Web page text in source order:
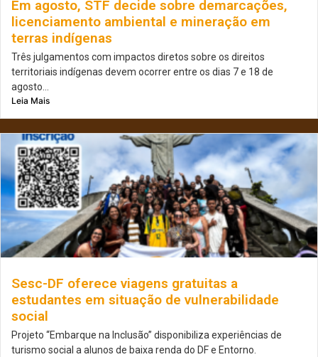
Em agosto, STF decide sobre demarcações,
licenciamento ambiental e mineração em
terras indígenas
Três julgamentos com impactos diretos sobre os direitos
territoriais indígenas devem ocorrer entre os dias 7 e 18 de
agosto...
Leia Mais
Sesc-DF oferece viagens gratuitas a
estudantes em situação de vulnerabilidade
social
Projeto “Embarque na Inclusão” disponibiliza experiências de
turismo social a alunos de baixa renda do DF e Entorno.